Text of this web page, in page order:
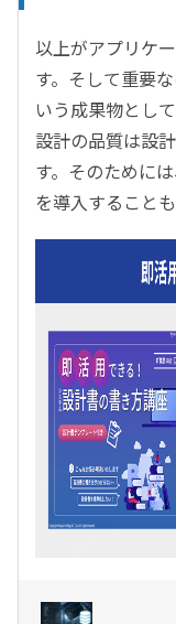
以上がアプリケ
す。そして重要
いう成果物とし
設計の品質は設
す。そのために
を導入すること